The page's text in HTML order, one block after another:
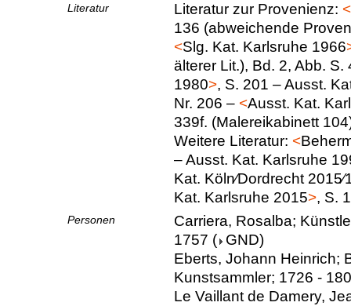
Literatur Literatur zur Provenienz: <
136 (abweichende
<Slg. Kat. Karlsruhe 1966
älterer Lit.), Bd. 2, Abb.
1980>, S. 201 – Ausst.
Nr. 206 – <Ausst. Kat.
339f. (Malereikabinett
Weitere Literatur: <
– Ausst. Kat. Karlsruhe
Kat. Köln∕Dordrecht
Kat. Karlsruhe 2015>, S.
Personen
Carriera, Rosalba;
1757 ( GND)
Eberts, Johann Heinrich;
Kunstsammler; 1726 -
Le Vaillant de Damery,